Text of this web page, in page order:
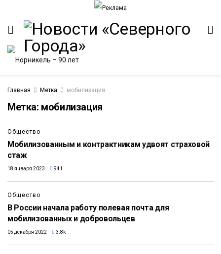
Главная Метка мобилизация
Метка: мобилизация
Общество
Мобилизованным и контрактникам удвоят страховой
стаж
18 января 2023 941
Общество
В России начала работу полевая почта для
мобилизованных и добровольцев
05 декабря 2022 3.8k